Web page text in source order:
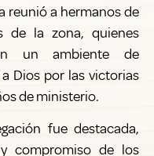
reunió a hermanos de
de la zona, quienes
un ambiente de
Dios por las victorias
de ministerio.
fue destacada,
compromiso de los